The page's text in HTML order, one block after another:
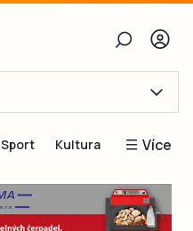
Obnovit heslo
Sport Kultura Více
Blogy
Inspirace